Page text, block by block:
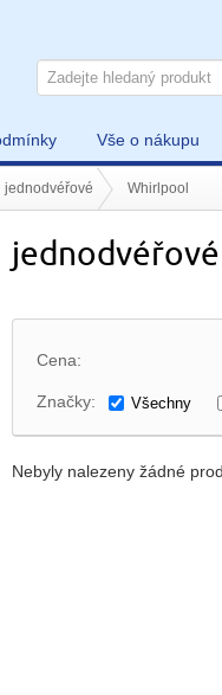
Vše o nákupu
jednodvéřové Whirlpool
Cena:
Značky: Všechny
Nebyly nalezeny žádné